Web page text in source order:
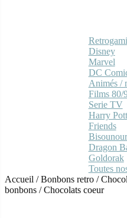
Disney
Marvel
DC
Animés /
Films 80/
Serie TV
Harry
Friends
Dragon
Goldorak
Toutes
Accueil /Bonbons retro /
bonbons /Chocolats coeur